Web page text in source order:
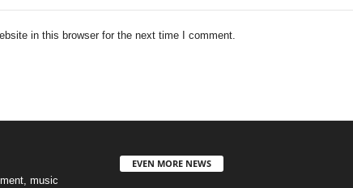
in this browser for the next time I comment.
music
EVEN MORE NEWS